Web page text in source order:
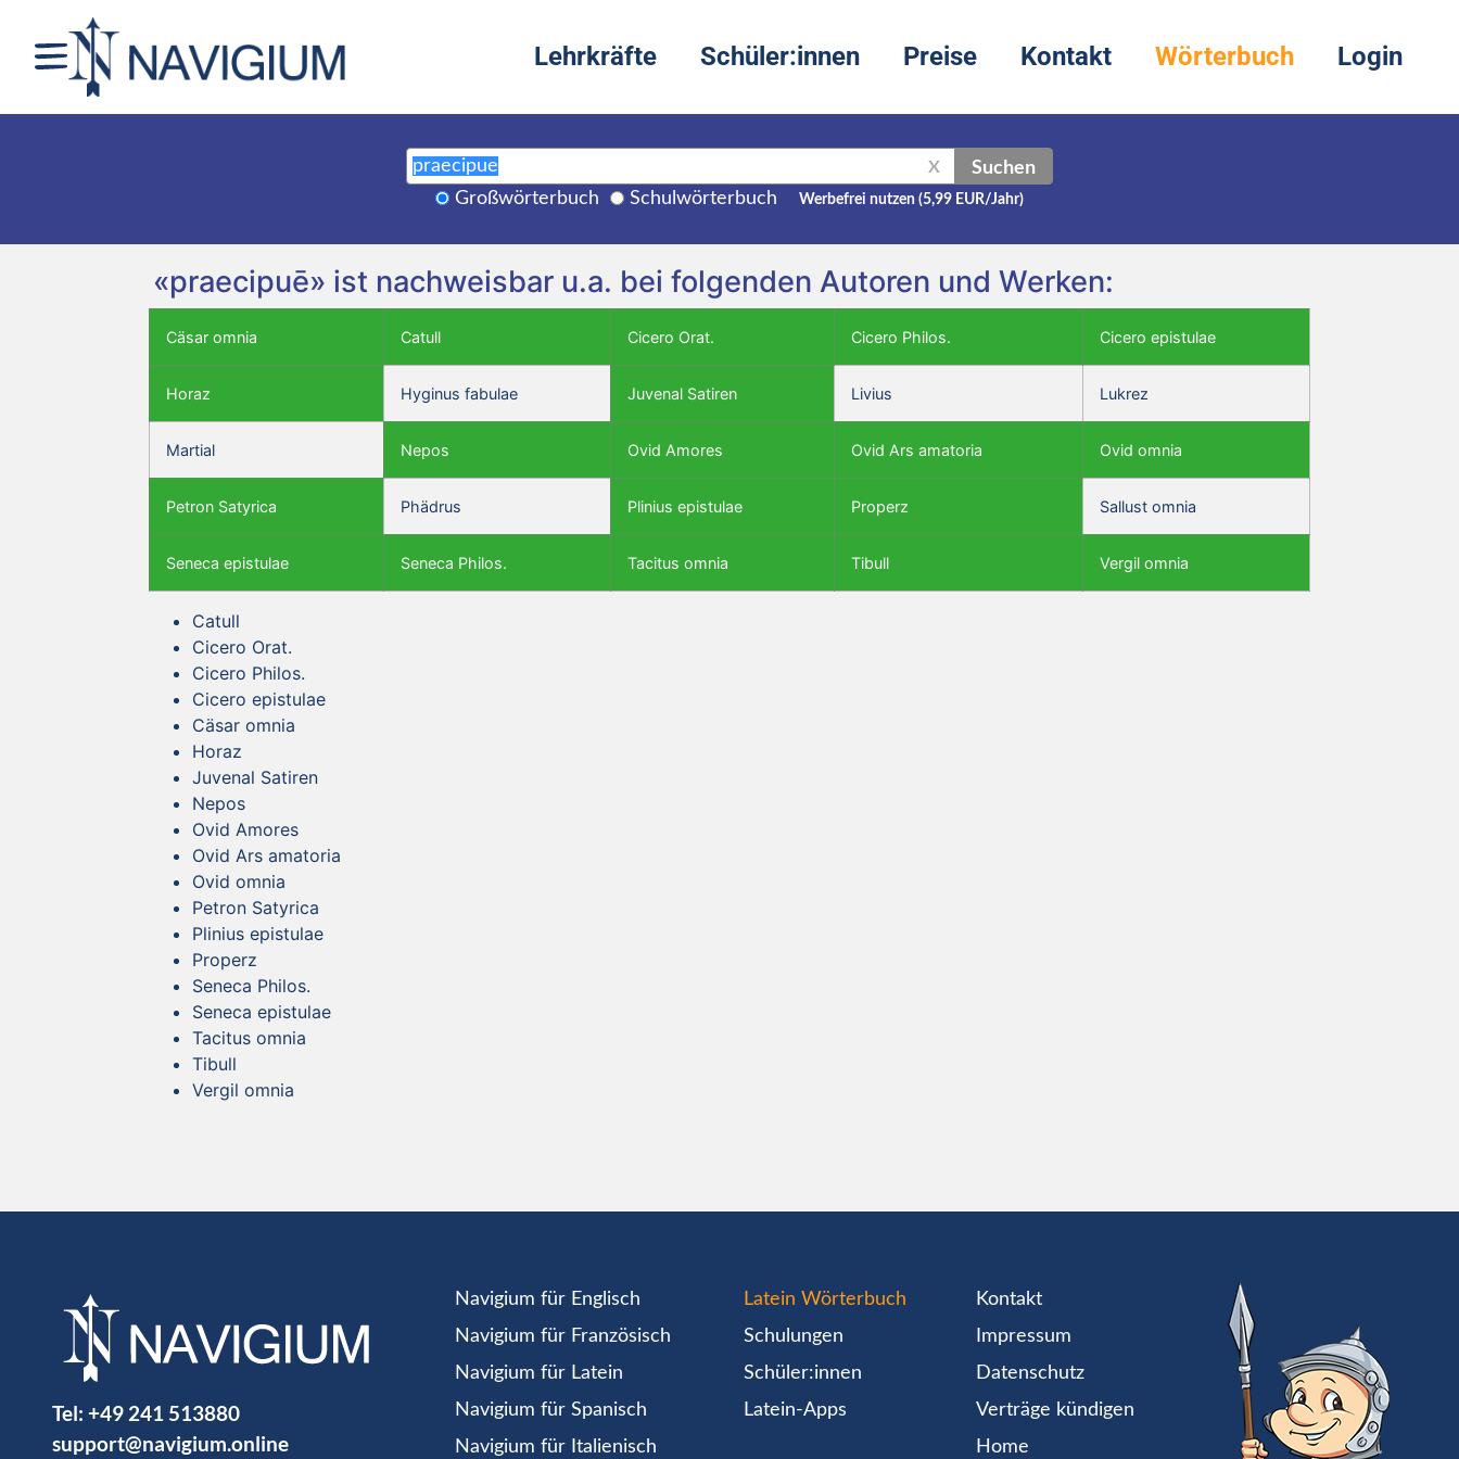
Lehrkräfte Schüler:innen Preise Kontakt Wörterbuch Login
X Suchen
Großwörterbuch Schulwörterbuch Werbefrei nutzen (5,99 EUR/Jahr)
«praecipuē» ist nachweisbar u.a. bei folgenden Autoren und Werken:
Cäsar omnia Catull Cicero Orat. Cicero Philos. Cicero epistulae
Horaz Hyginus fabulae Juvenal Satiren Livius Lukrez
Martial Nepos Ovid Amores Ovid Ars amatoria Ovid omnia
Petron Satyrica Phädrus Plinius epistulae Properz Sallust omnia
Seneca epistulae Seneca Philos. Tacitus omnia Tibull Vergil omnia
Catull
Cicero Orat.
Cicero Philos.
Cicero epistulae
Cäsar omnia
Horaz
Juvenal Satiren
Nepos
Ovid Amores
Ovid Ars amatoria
Ovid omnia
Petron Satyrica
Plinius epistulae
Properz
Seneca Philos.
Seneca epistulae
Tacitus omnia
Tibull
Vergil omnia
Tel: +49 241 513880
support@navigium.online
Navigium für Englisch
Navigium für Französisch
Navigium für Latein
Navigium für Spanisch
Navigium für Italienisch
Latein Wörterbuch
Schulungen
Schüler:innen
Latein-Apps
Kontakt
Impressum
Datenschutz
Verträge kündigen
Home